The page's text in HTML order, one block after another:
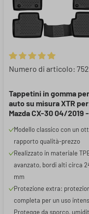
Valutazione media di 5
Numero di articolo:
Tappetini in gomma per
auto su misura XTR per
Mazda CX-30 04/2019 -
Modello classico con un
rapporto qualità-prezzo
Realizzato in materiale
avanzato, bordi alti circa
mm
Protezione extra:
completa per un uso
Protegge da sporco,